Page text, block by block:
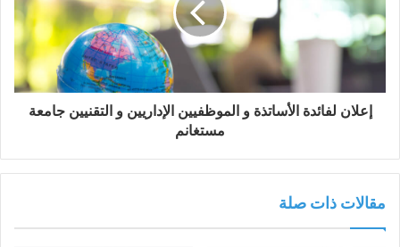
إعلان لفائدة الأساتذة و الموظفيين الإداريين و التقنيين جامعة
مستغانم
مقالات ذات صلة